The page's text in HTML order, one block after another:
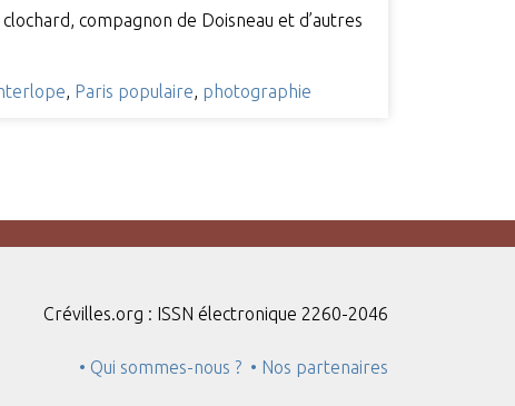
compagnon de Doisneau et d’autres
, Paris populaire, photographie
Crévilles.org : ISSN électronique 2260-2046
• Qui sommes-nous ? • Nos partenaires